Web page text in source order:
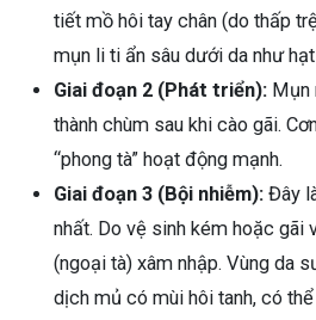
tiết mồ hôi tay chân (do thấp
mụn li ti ẩn sâu dưới da như
Giai đoạn 2 (Phát triển):
thành chùm sau khi cào gãi.
“phong tà” hoạt động mạnh.
Giai đoạn 3 (Bội nhiễm): Đây
nhất. Do vệ sinh kém hoặc gãi
(ngoại tà) xâm nhập. Vùng da
dịch mủ có mùi hôi tanh, có